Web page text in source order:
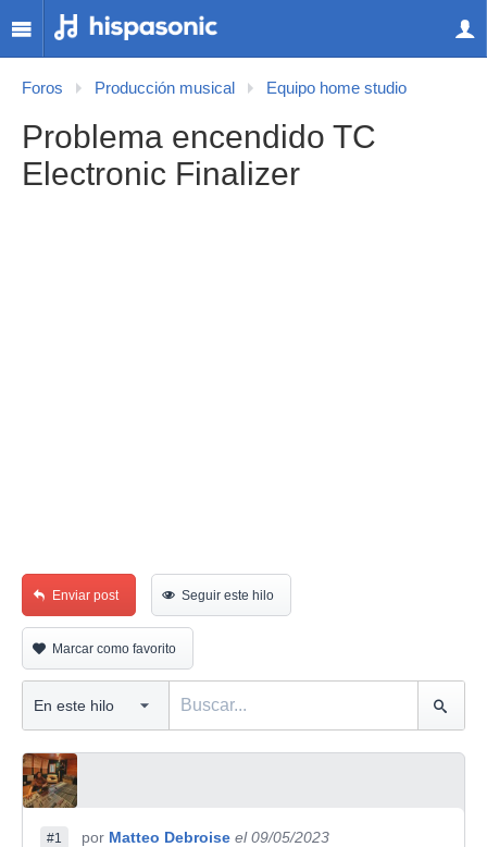
Foros Producción musical Equipo home studio
Problema encendido TC
Electronic Finalizer
Enviar post Seguir este hilo
Marcar como favorito
#1 por Matteo Debroise el 09/05/2023